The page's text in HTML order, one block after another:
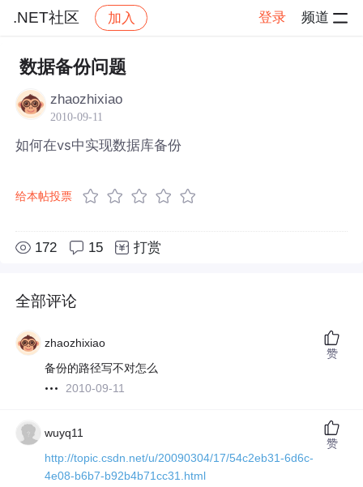
.NET社区 加入 登录 频道
社区 .NET社区
数据备份问题
zhaozhixiao
2010-09-11
如何在vs中实现数据库备份
给本帖投票
172 15 打赏
全部评论
zhaozhixiao
备份的路径写不对怎么
2010-09-11
赞
wuyq11
http://topic.csdn.net/u/20090304/17/54c2eb31-6d6c-
4e08-b6b7-b92b4b71cc31.html
赞